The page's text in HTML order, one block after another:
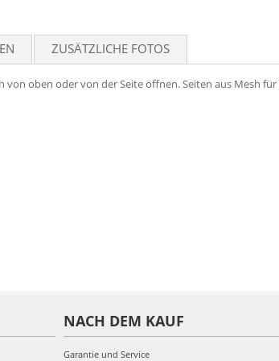
ZUSÄTZLICHE FOTOS
oben oder von der Seite öffnen. Seiten aus Mesh
NACH DEM KAUF
Garantie und Service